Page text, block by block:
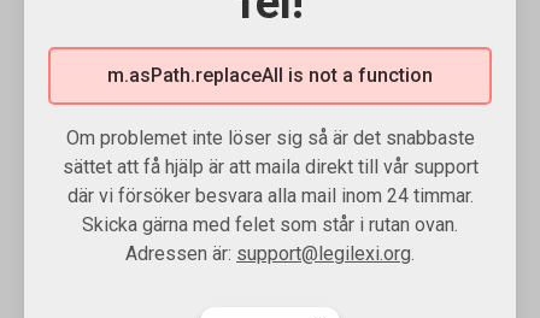
m.asPath.replaceAll is not a function
Om problemet inte löser sig så är det snabbaste
sättet att få hjälp är att maila direkt till vår support
där vi försöker besvara alla mail inom 24 timmar.
Skicka gärna med felet som står i rutan ovan.
Adressen är: support@legilexi.org.